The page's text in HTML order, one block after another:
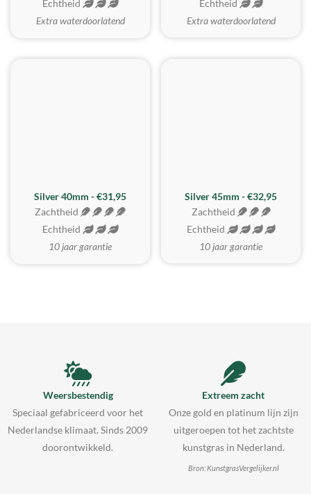
Echtheid
Extra waterdoorlatend
Echtheid
Extra waterdoorlatend
Silver 40mm - €31,95
Zachtheid
Echtheid
10 jaar garantie
MEEST GEKOZEN
Silver 45mm - €32,95
Zachtheid
Echtheid
10 jaar garantie
Weersbestendig
Speciaal gefabriceerd voor het
Nederlandse klimaat. Sinds 2009
doorontwikkeld.
Extreem zacht
Onze gold en platinum lijn zijn
uitgeroepen tot het zachtste
kunstgras in Nederland.
Bron: KunstgrasVergelijker.nl